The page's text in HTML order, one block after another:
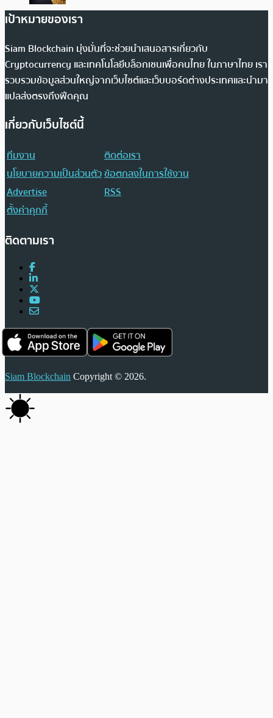
เป้าหมายของเรา
Siam Blockchain มุ่งมั่นที่จะช่วยนำเสนอสารเกี่ยวกับ
Cryptocurrency และเทคโนโลยีบล็อกเชนเพื่อคนไทย ในภาษาไทย เรา
รวบรวมข้อมูลส่วนใหญ่จากเว็บไซต์และเว็บบอร์ดต่างประเทศและนำมา
แปลส่งตรงถึงฟีดคุณ
เกี่ยวกับเว็บไซต์นี้
ทีมงาน
ติดต่อเรา
นโยบายความเป็นส่วนตัวข้อตกลงในการใช้งาน
Advertise
RSS
ตั้งค่าคุกกี้
ติดตามเรา
Siam Blockchain Copyright © 2026.